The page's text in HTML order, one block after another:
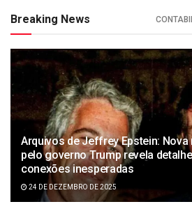
Breaking News
Arquivos de Jeffrey Epstein:
pelo governo Trump revela
conexões inesperadas
24 DE DEZEMBRO DE 2025